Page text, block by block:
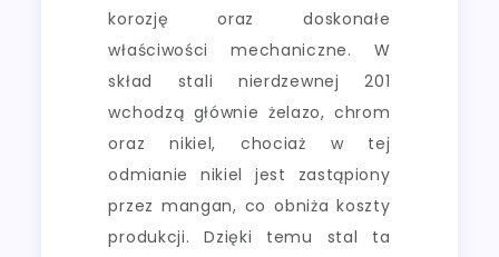
korozję oraz doskonałe
właściwości mechaniczne. W
skład stali nierdzewnej 201
wchodzą głównie żelazo, chrom
oraz nikiel, chociaż w tej
odmianie nikiel jest zastąpiony
przez mangan, co obniża koszty
produkcji. Dzięki temu stal ta